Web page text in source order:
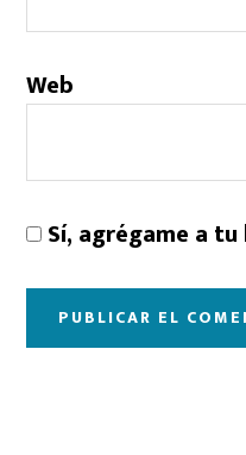
Web
Sí, agrégame a